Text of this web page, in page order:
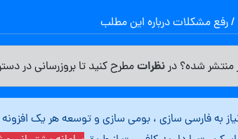
رفع مشکلات درباره این مطلب
شده؟ درنظراتمطرح کنید تا بروزرسانی در
به فارسی سازی ، بومی سازی و توسعه هر یک